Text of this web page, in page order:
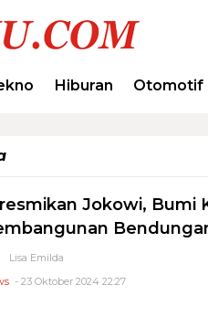
Hiburan Otomotif
Jokowi, Bumi
Lisa Emilda
- 23 Oktober 2024 22:27